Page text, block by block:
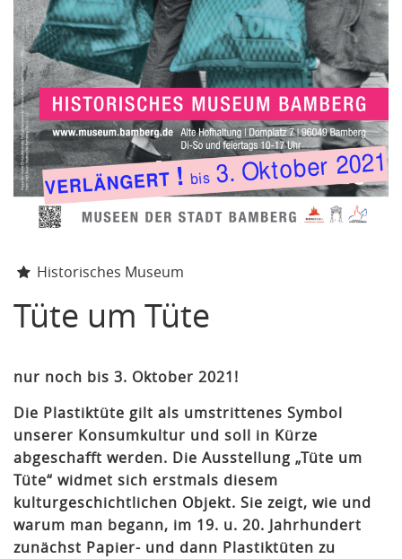
Historisches Museum
Tüte um Tüte
nur noch bis 3. Oktober 2021!
Die Plastiktüte gilt als umstrittenes Symbol
unserer Konsumkultur und soll in Kürze
abgeschafft werden. Die Ausstellung „Tüte um
Tüte“ widmet sich erstmals diesem
kulturgeschichtlichen Objekt. Sie zeigt, wie und
warum man begann, im 19. u. 20. Jahrhundert
zunächst Papier- und dann Plastiktüten zu